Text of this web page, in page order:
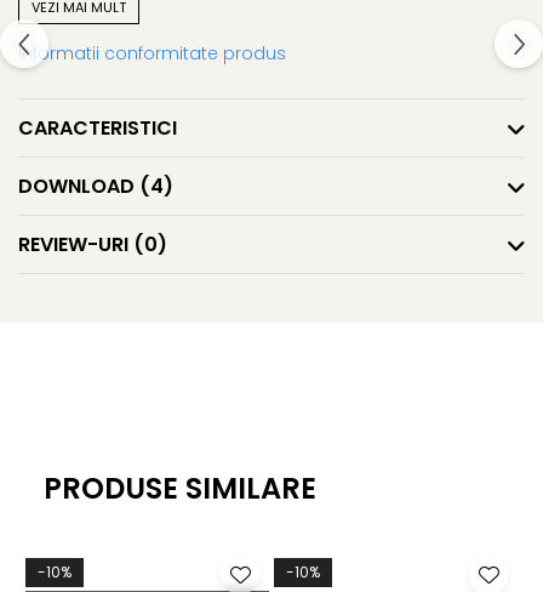
Pretul este pentru o bucata de 2m.
VEZI MAI MULT
Informatii conformitate produs
CARACTERISTICI
DOWNLOAD (4)
REVIEW-URI (0)
PRODUSE SIMILARE
-10% -10%